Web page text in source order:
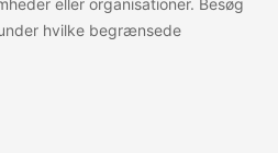
eller organisationer. Besøg
hvilke begrænsede